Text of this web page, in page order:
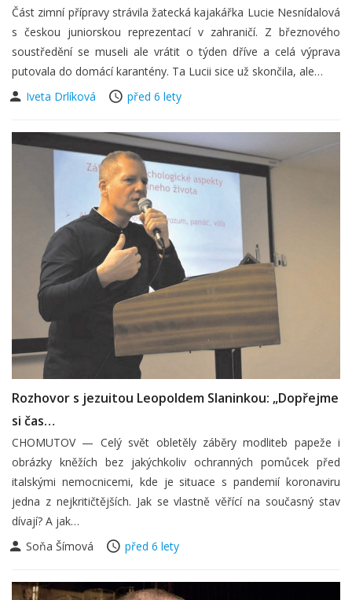
Část zimní přípravy strávila žatecká kajakářka Lucie Nesnídalová
s českou juniorskou reprezentací v zahraničí. Z březnového
soustředění se museli ale vrátit o týden dříve a celá výprava
putovala do domácí karantény. Ta Lucii sice už skončila, ale…
Iveta Drlíková
před 6 lety
Rozhovor s jezuitou Leopoldem Slaninkou: „Dopřejme
si čas…
CHOMUTOV — Celý svět obletěly záběry modliteb papeže i
obrázky kněžích bez jakýchkoliv ochranných pomůcek před
italskými nemocnicemi, kde je situace s pandemií koronaviru
jedna z nejkritičtějších. Jak se vlastně věřící na současný stav
dívají? A jak…
Soňa Šímová
před 6 lety